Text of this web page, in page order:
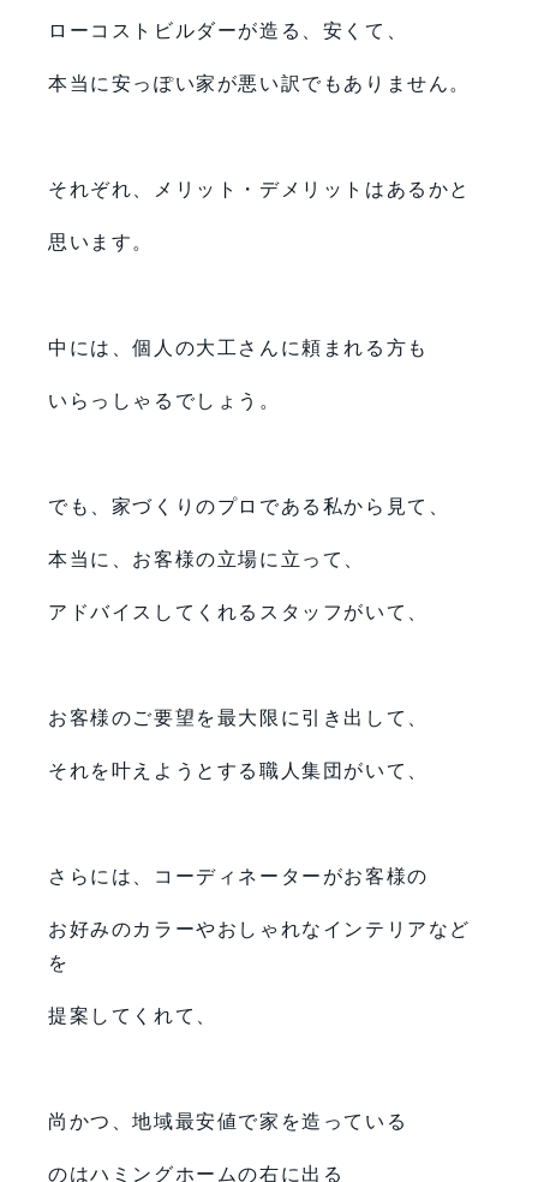
ローコストビルダーが造る、安くて、
本当に安っぽい家が悪い訳でもありません。
それぞれ、メリット・デメリットはあるかと
思います。
中には、個人の大工さんに頼まれる方も
いらっしゃるでしょう。
でも、家づくりのプロである私から見て、
本当に、お客様の立場に立って、
アドバイスしてくれるスタッフがいて、
お客様のご要望を最大限に引き出して、
それを叶えようとする職人集団がいて、
さらには、コーディネーターがお客様の
お好みのカラーやおしゃれなインテリアなど
を
提案してくれて、
尚かつ、地域最安値で家を造っている
のはハミングホームの右に出る